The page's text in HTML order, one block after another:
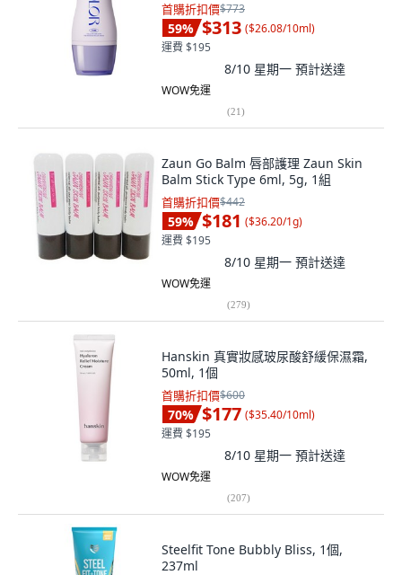
首購折扣價$773
59% $313 ($26.08/10ml)
運費 $195
8/10 星期一 預計送達
WOW免運
(21)
Zaun Go Balm 唇部護理 Zaun Skin
Balm Stick Type 6ml, 5g, 1組
首購折扣價$442
59% $181 ($36.20/1g)
運費 $195
8/10 星期一 預計送達
WOW免運
(279)
Hanskin 真實妝感玻尿酸舒緩保濕霜,
50ml, 1個
首購折扣價$600
70% $177 ($35.40/10ml)
運費 $195
8/10 星期一 預計送達
WOW免運
(207)
Steelfit Tone Bubbly Bliss, 1個,
237ml